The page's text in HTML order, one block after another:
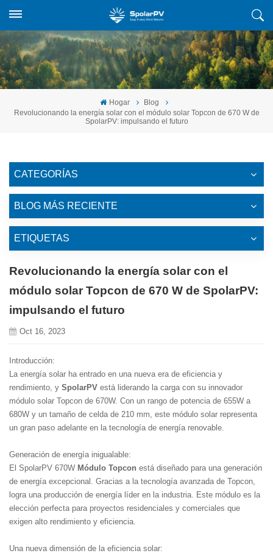
Hogar
Blog
Revolucionando la energía solar con el módulo solar Topcon de 670 W de
SpolarPV: impulsando el futuro
CATEGORÍAS
BLOG MÁS RECIENTE
ETIQUETAS
Revolucionando la energía solar con el
módulo solar Topcon de 670 W de SpolarPV:
impulsando el futuro
Oct 16, 2023
Introducción:
La energía solar ha entrado en una nueva era de eficiencia y
rendimiento, y SpolarPV está liderando la carga con su innovador
módulo solar Topcon de 670W. Con un rango de potencia de 655W a
680W y un tamaño de celda de 210 mm, este módulo solar representa
un gran paso adelante en la tecnología de energía renovable.
Generación de energía inigualable:
El SpolarPV 670W Módulo Topcon está diseñado para una generación
de energía excepcional. Gracias a la tecnología avanzada de Topcon,
logra una producción de energía líder en la industria. Este módulo es la
elección perfecta para proyectos residenciales y comerciales que
exigen alto rendimiento y eficiencia.
Una nueva dimensión de la eficiencia solar: